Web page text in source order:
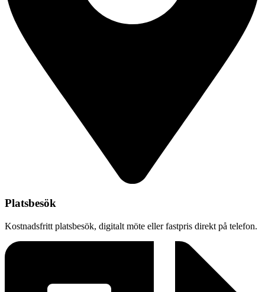
Platsbesök
Kostnadsfritt platsbesök, digitalt möte eller fastpris direkt på telefon.